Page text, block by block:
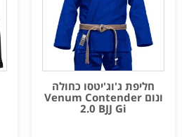
חליפת ג'וג'יטסו כחולה
ונום Venum Contender
2.0 BJJ Gi